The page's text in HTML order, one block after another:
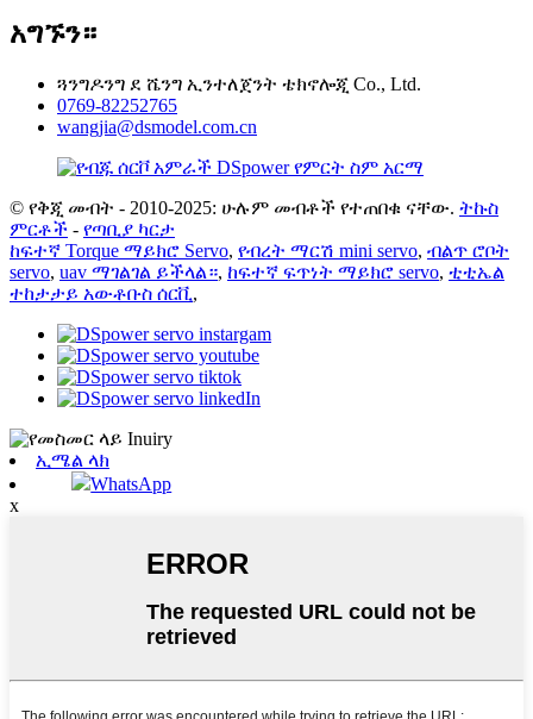
አግኙን።
ጓንግዶንግ ደ ሼንግ ኢንተለጀንት ቴክኖሎጂ Co., Ltd.
0769-82252765
wangjia@dsmodel.com.cn
© የቅጂ መብት - 2010-2025: ሁሉም መብቶች የተጠበቁ ናቸው. ትኩስ
ምርቶች - የጣቢያ ካርታ
ከፍተኛ Torque ማይክሮ Servo, የብረት ማርሽ mini servo, ብልጥ ሮቦት
servo, uav ማገልገል ይችላል።, ከፍተኛ ፍጥነት ማይክሮ servo, ቲቲኤል
ተከታታይ አውቶቡስ ሰርቪ,
ኢሜል ላክ
WhatsApp
x